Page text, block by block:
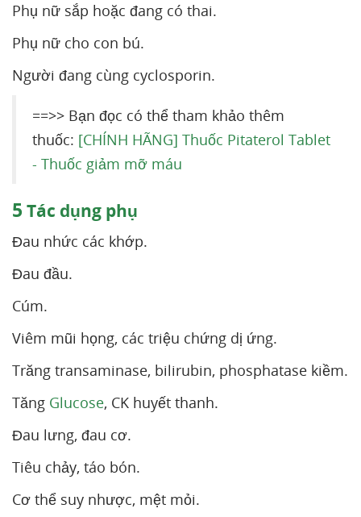
Phụ nữ sắp hoặc đang có thai.
Phụ nữ cho con bú.
Người đang cùng cyclosporin.
==>> Bạn đọc có thể tham khảo thêm
thuốc: [CHÍNH HÃNG] Thuốc Pitaterol Tablet
- Thuốc giảm mỡ máu
5 Tác dụng phụ
Đau nhức các khớp.
Đau đầu.
Cúm.
Viêm mũi họng, các triệu chứng dị ứng.
Trăng transaminase, bilirubin, phosphatase kiềm.
Tăng Glucose, CK huyết thanh.
Đau lưng, đau cơ.
Tiêu chảy, táo bón.
Cơ thể suy nhược, mệt mỏi.